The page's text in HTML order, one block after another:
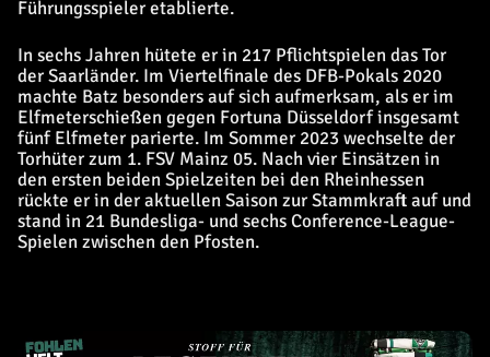
Führungsspieler etablierte.
In sechs Jahren hütete er in 217 Pflichtspielen das Tor
der Saarländer. Im Viertelfinale des DFB-Pokals 2020
machte Batz besonders auf sich aufmerksam, als er im
Elfmeterschießen gegen Fortuna Düsseldorf insgesamt
fünf Elfmeter parierte. Im Sommer 2023 wechselte der
Torhüter zum 1. FSV Mainz 05. Nach vier Einsätzen in
den ersten beiden Spielzeiten bei den Rheinhessen
rückte er in der aktuellen Saison zur Stammkraft auf und
stand in 21 Bundesliga- und sechs Conference-League-
Spielen zwischen den Pfosten.